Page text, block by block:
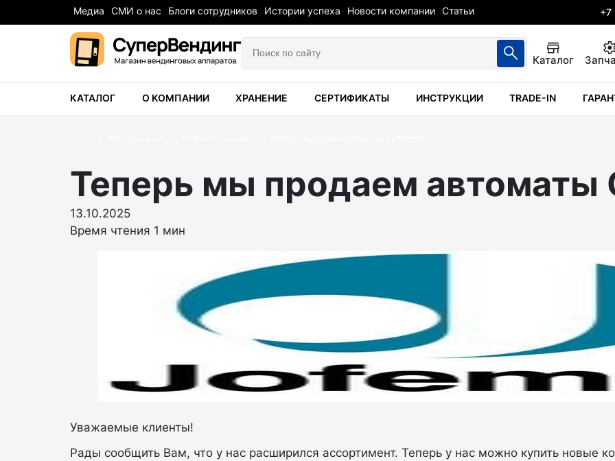
Медиа СМИ о нас Блоги сотрудников Истории успеха Новости компании Статьи +7
Каталог
КАТАЛОГ О КОМПАНИИ ХРАНЕНИЕ СЕРТИФИКАТЫ ИНСТРУКЦИИ TRADE-IN
Теперь мы продаем автоматы
13.10.2025
Время чтения 1 мин
Уважаемые клиенты!
Рады сообщить Вам, что у нас расширился ассортимент. Теперь у нас можно купить новые